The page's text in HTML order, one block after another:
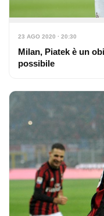
23 AGO 2020 · 20:30
Milan, Piatek è un
possibile